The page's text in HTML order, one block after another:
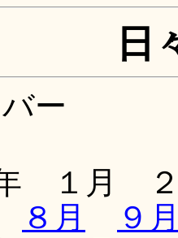
日
ー
年 １月
８月
９